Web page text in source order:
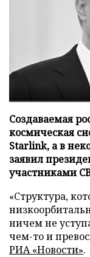
Создаваемая
космическая
Starlink, а в
заявил
участниками
«Структура,
ничем не
чем-то и
РИА «Новости».